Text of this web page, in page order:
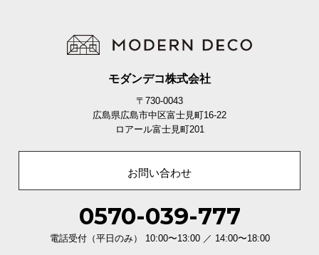
モダンデコ株式会社
〒730-0043
広島県広島市中区富士見町16-22
ロアール富士見町201
お問い合わせ
0570-039-777
電話受付（平日のみ） 10:00〜13:00 ／ 14:00〜18:00